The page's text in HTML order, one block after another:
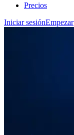
Precios
Iniciar sesiónEmpezar